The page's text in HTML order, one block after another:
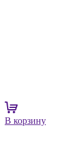
В корзину